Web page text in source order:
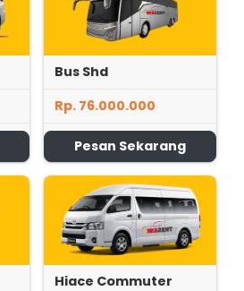
Bus Shd
Rp. 76.000.000
Pesan Sekarang
Hiace Commuter